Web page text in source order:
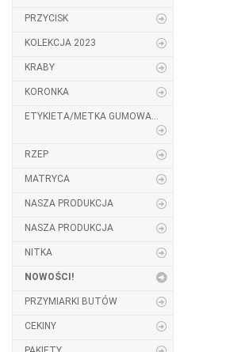
PRZYCISK
KOLEKCJA 2023
KRABY
KORONKA
ETYKIETA/METKA GUMOWA...
RZEP
MATRYCA
NASZA PRODUKCJA
NASZA PRODUKCJA
NITKA
NOWOŚCI!
PRZYMIARKI BUTÓW
CEKINY